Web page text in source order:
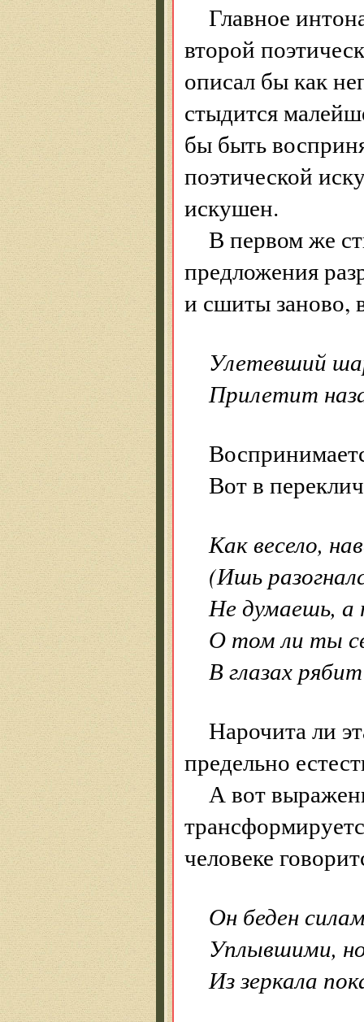
Главное
второй
описал бы как
стыдится
бы быть
поэтической
искушен.
В первом же
предложения
и сшиты заново,
Улетевший
Прилетит
Вот в
Как весело,
(Ишь
Не думаешь,
О том ли ты
В глазах
Нарочита ли
предельно
А вот
человеке
Он беден
Уплывшими,
Из зеркала